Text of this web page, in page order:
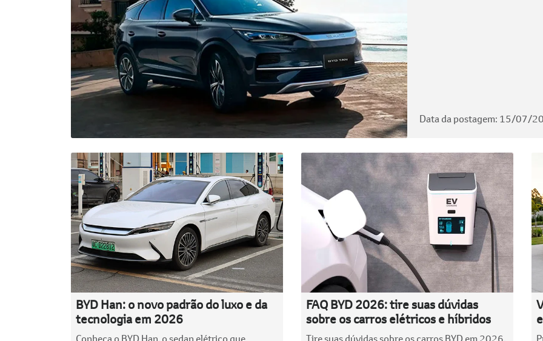
Data da postagem: 15/07/
BYD Han: o novo padrão do luxo e da
tecnologia em 2026
Conheça o BYD Han, o sedan elétrico que
FAQ BYD 2026: tire suas dúvidas
sobre os carros elétricos e híbridos
Tire suas dúvidas sobre os carros BYD em 2026.